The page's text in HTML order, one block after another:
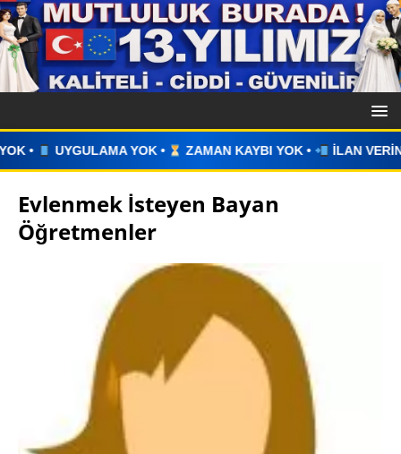
YOK • ZAMAN KAYBI YOK • İLAN VERİN • WHATSAPP
Evlenmek İsteyen Bayan
Öğretmenler